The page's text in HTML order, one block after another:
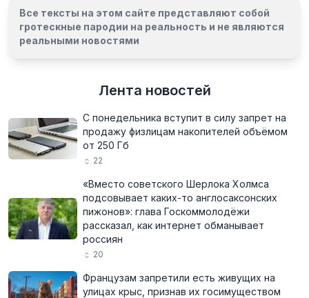
Все тексты на этом сайте представляют собой
гротескные пародии на реальность и не являются
реальными новостями
Лента новостей
С понедельника вступит в силу запрет на
продажу физлицам накопителей объёмом
от 250 Гб
22
«Вместо советского Шерлока Холмса
подсовывает каких-то англосаксонских
пижонов»: глава Госкоммолодёжи
рассказал, как интернет обманывает
россиян
20
Французам запретили есть живущих на
улицах крыс, признав их госимуществом